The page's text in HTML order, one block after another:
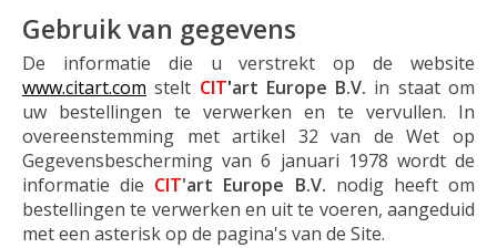
Gebruik van gegevens
De informatie die u verstrekt op de website
www.citart.com stelt CIT'art Europe B.V. in staat om
uw bestellingen te verwerken en te vervullen. In
overeenstemming met artikel 32 van de Wet op
Gegevensbescherming van 6 januari 1978 wordt de
informatie die CIT'art Europe B.V. nodig heeft om
bestellingen te verwerken en uit te voeren, aangeduid
met een asterisk op de pagina's van de Site.